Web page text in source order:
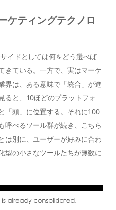
ケティングテクノロ
イドとしては何をどう選べば
きている。一方で、実はマーケ
界は、ある意味で「統合」が進
ると、10ほどのプラットフォ
「頭」に位置する。それに100
呼べるツール群が続き、こちら
は別に、ユーザーが好みに合わ
型の小さなツールたちが無数に